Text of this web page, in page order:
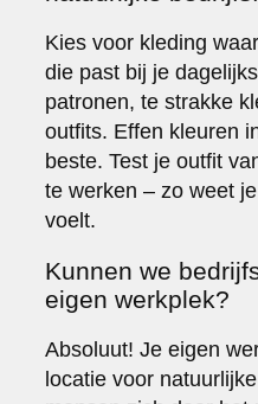
Kies voor kleding
die past bij je
patronen, te strakke
outfits. Effen kleuren
beste. Test je outfit
te werken – zo weet
voelt.
Kunnen we
eigen werkplek?
Absoluut! Je eigen
locatie voor